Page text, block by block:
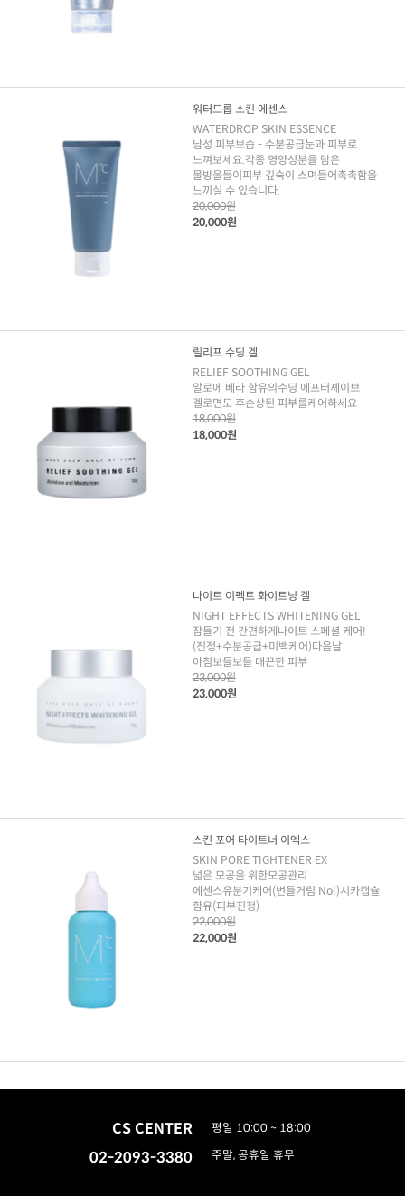
워터드롭 스킨 에센스
WATERDROP SKIN ESSENCE
남성 피부보습 - 수분공급눈과 피부로
느껴보세요.각종 영양성분을 담은
물방울들이피부 깊숙이 스며들어촉촉함을
느끼실 수 있습니다.
20,000원
20,000원
릴리프 수딩 겔
RELIEF SOOTHING GEL
알로에 베라 함유의수딩 에프터셰이브
겔로면도 후손상된 피부를케어하세요
18,000원
18,000원
나이트 이펙트 화이트닝 겔
NIGHT EFFECTS WHITENING GEL
잠들기 전 간편하게나이트 스페셜 케어!
(진정+수분공급+미백케어)다음날
아침보들보들 매끈한 피부
23,000원
23,000원
스킨 포어 타이트너 이엑스
SKIN PORE TIGHTENER EX
넓은 모공을 위한모공관리
에센스유분기케어(번들거림 No!)시카캡슐
함유(피부진정)
22,000원
22,000원
CS CENTER
02-2093-3380
평일 10:00 ~ 18:00
주말, 공휴일 휴무